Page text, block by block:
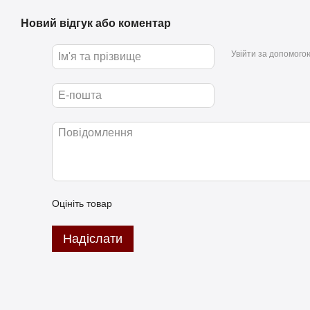
Новий відгук або коментар
Увійти за
Оцініть товар
Надіслати